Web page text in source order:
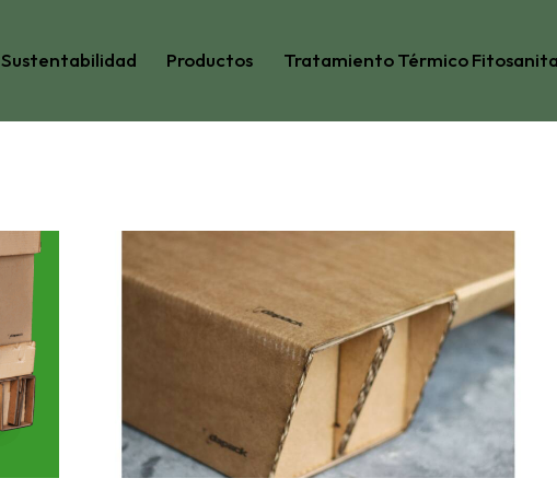
Sustentabilidad Productos Tratamiento Térmico